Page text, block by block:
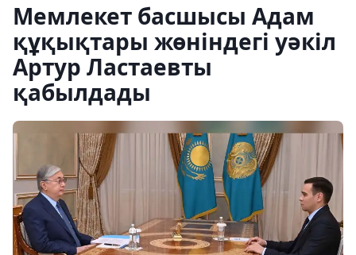
Мемлекет басшысы Адам
құқықтары жөніндегі уәкіл
Артур Ластаевты
қабылдады